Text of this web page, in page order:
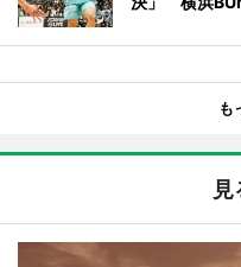
も